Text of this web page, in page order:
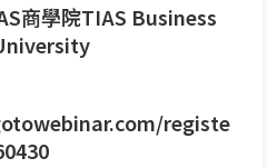
商學院TIAS Business
registe